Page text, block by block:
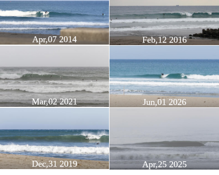
Apr,07 2014 Feb,12 2016
Mar,02 2021 Jun,01 2026
Dec,31 2019 Apr,25 2025